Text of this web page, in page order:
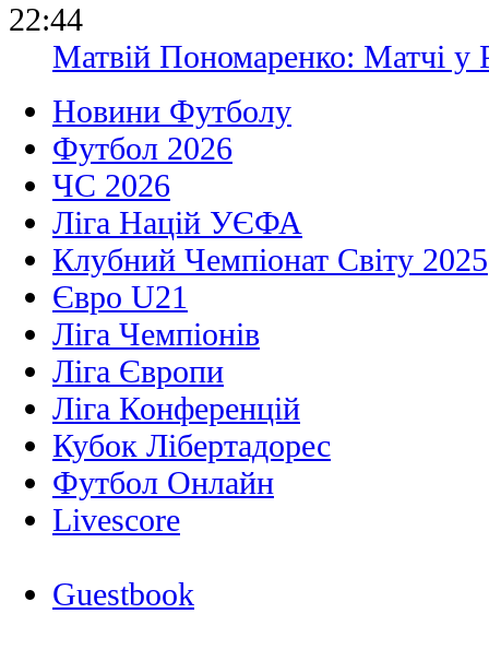
22:44
Матвій Пономаренко: Матчі у
Новини Футболу
Футбол 2026
ЧС 2026
Ліга Націй УЄФА
Клубний Чемпіонат Світу 2025
Євро U21
Ліга Чемпіонів
Ліга Європи
Ліга Конференцій
Кубок Лібертадорес
Футбол Онлайн
Livescore
Guestbook